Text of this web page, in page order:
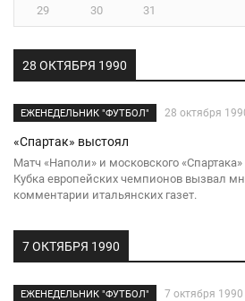
29 30 31
28 ОКТЯБРЯ 1990
ЕЖЕНЕДЕЛЬНИК "ФУТБОЛ" 28 октября
«Спартак» выстоял
Матч «Наполи» и московского
Кубка европейских чемпионов вызвал
комментарии итальянских газет.
7 ОКТЯБРЯ 1990
ЕЖЕНЕДЕЛЬНИК "ФУТБОЛ" 7 октября 1990